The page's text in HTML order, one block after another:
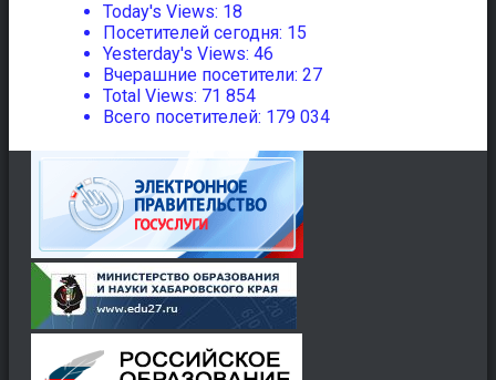
Today's Views: 18
Посетителей сегодня: 15
Yesterday's Views: 46
Вчерашние посетители: 27
Total Views: 71 854
Всего посетителей: 179 034